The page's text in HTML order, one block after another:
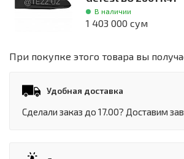
В наличии
1 403 000 сум
При покупке этого товара вы
Удобная доставка
Сделали заказ до 17.00? Доставим